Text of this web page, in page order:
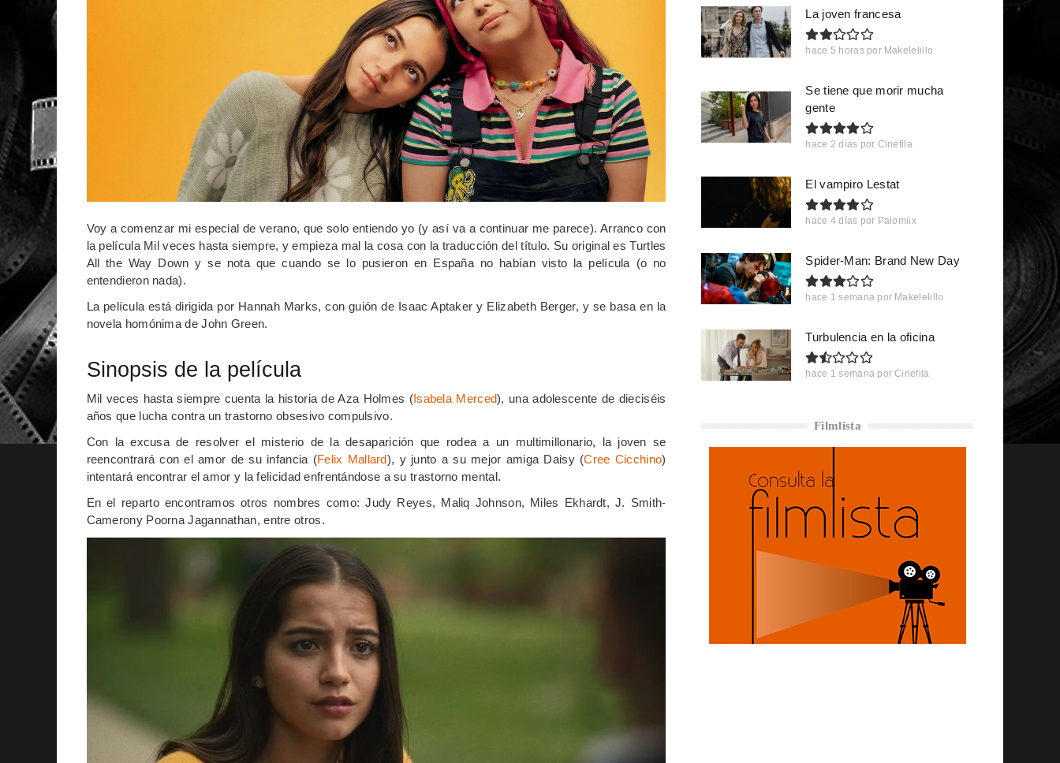
Voy a comenzar mi especial de verano, que solo entiendo yo (y así va a continuar me parece). Arranco con
la película Mil veces hasta siempre, y empieza mal la cosa con la traducción del título. Su original es Turtles
All the Way Down y se nota que cuando se lo pusieron en España no habían visto la película (o no
entendieron nada).
La película está dirigida por Hannah Marks, con guión de Isaac Aptaker y Elizabeth Berger, y se basa en la
novela homónima de John Green.
Sinopsis de la película
Mil veces hasta siempre cuenta la historia de Aza Holmes (Isabela Merced), una adolescente de dieciséis
años que lucha contra un trastorno obsesivo compulsivo.
Con la excusa de resolver el misterio de la desaparición que rodea a un multimillonario, la joven se
reencontrará con el amor de su infancia (Felix Mallard), y junto a su mejor amiga Daisy (Cree Cicchino)
intentará encontrar el amor y la felicidad enfrentándose a su trastorno mental.
En el reparto encontramos otros nombres como: Judy Reyes, Maliq Johnson, Miles Ekhardt, J. Smith-
Camerony Poorna Jagannathan, entre otros.
La joven francesa
hace 5 horas por Makelelillo
Se tiene que morir mucha
gente
hace 2 días por Cinefila
El vampiro Lestat
hace 4 días por Palomiix
Spider-Man: Brand New Day
hace 1 semana por Makelelillo
Turbulencia en la oficina
hace 1 semana por Cinefila
Filmlista